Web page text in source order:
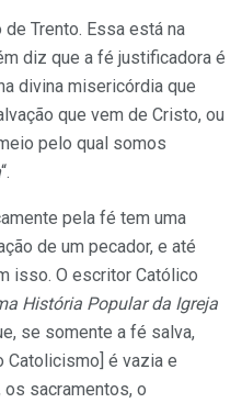
Trento. Essa está na
diz que a fé justificadora é
divina misericórdia que
que vem de Cristo, ou
pelo qual somos
“.
pela fé tem uma
de um pecador, e até
isso. O escritor Católico
História Popular da Igreja
se somente a fé salva,
Catolicismo] é vazia e
sacramentos, o